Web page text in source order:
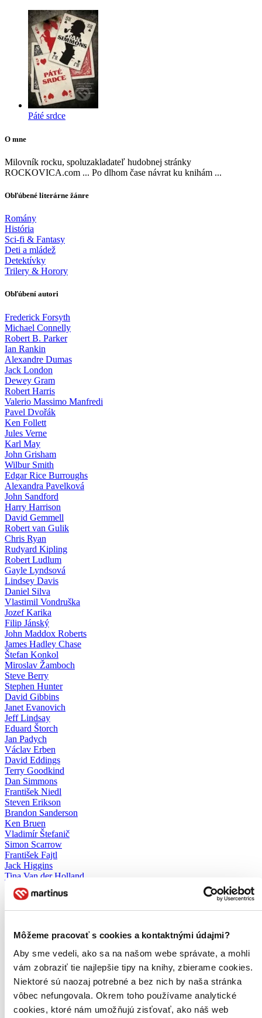
Môžeme pracovať s cookies a kontaktnými údajmi?
Aby sme vedeli, ako sa na našom webe správate, a mohli
vám zobraziť tie najlepšie tipy na knihy, zbierame cookies.
Niektoré sú naozaj potrebné a bez nich by naša stránka
vôbec nefungovala. Okrem toho používame analytické
cookies, ktoré nám umožňujú zisťovať, ako náš web
Páté srdce
O mne
Milovník rocku, spoluzakladateľ hudobnej stránky
ROCKOVICA.com ... Po dlhom čase návrat ku knihám ...
Obľúbené literárne žánre
Romány
História
Sci-fi & Fantasy
Deti a mládež
Detektívky
Trilery & Horory
Obľúbení autori
Frederick Forsyth
Michael Connelly
Robert B. Parker
Ian Rankin
Alexandre Dumas
Jack London
Dewey Gram
Robert Harris
Valerio Massimo Manfredi
Pavel Dvořák
Ken Follett
Jules Verne
Karl May
John Grisham
Wilbur Smith
Edgar Rice Burroughs
Alexandra Pavelková
John Sandford
Harry Harrison
David Gemmell
Robert van Gulik
Chris Ryan
Rudyard Kipling
Robert Ludlum
Gayle Lyndsová
Lindsey Davis
Daniel Silva
Vlastimil Vondruška
Jozef Karika
Filip Jánský
John Maddox Roberts
James Hadley Chase
Štefan Konkol
Miroslav Žamboch
Steve Berry
Stephen Hunter
David Gibbins
Janet Evanovich
Jeff Lindsay
Eduard Štorch
Jan Padych
Václav Erben
David Eddings
Terry Goodkind
Dan Simmons
František Niedl
Steven Erikson
Brandon Sanderson
Ken Bruen
Vladimír Štefanič
Simon Scarrow
František Fajtl
Jack Higgins
Tina Van der Holland
Jiří Plachý
Robert Bryndza
Erika Jarkovská
František Kozmon
Roman Horňák
Václav Neuer
Maurizio de Giovanni
Ronald Wyeth
Volker Kutscher
Geoffrey Household